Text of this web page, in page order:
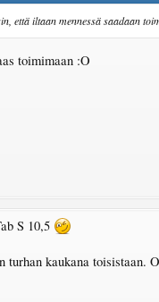
että iltaan mennessä saadaan
toimimaan :O
S 10,5
kaukana toisistaan.